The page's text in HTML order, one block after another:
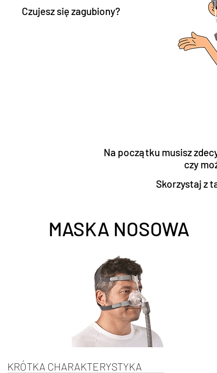
Czujesz się zagubiony?
Na początku musisz
czy
Skorzystaj z
MASKA NOSOWA
KRÓTKA CHARAKTERYSTYKA